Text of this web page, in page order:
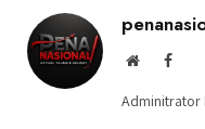
Website
Adminitrator